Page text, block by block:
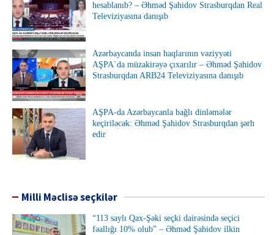
hesablanıb? – Əhməd Şahidov Strasburqdan Real
Televiziyasına danışıb
Azərbaycanda insan haqlarının vəziyyəti
AŞPA`da müzakirəyə çıxarılır – Əhməd Şahidov
Strasburqdan ARB24 Televiziyasına danışıb
AŞPA-da Azərbaycanla bağlı dinləmələr
keçiriləcək: Əhməd Şahidov Strasburqdan şərh
edir
Milli Məclisə seçkilər
“113 saylı Qax-Şəki seçki dairəsində seçici
fəallığı 10% olub” – Əhməd Şahidov ilkin